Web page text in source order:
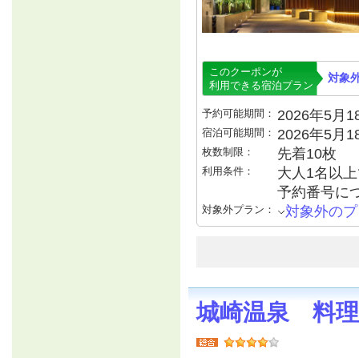
このクーポンが
利用できる宿泊プラン
対象
予約可能期間： 2026年5月
宿泊可能期間： 2026年5月
枚数制限： 先着10枚
利用条件：
大人1名以
予約番号に
対象外プラン： 対象外の
城崎温泉 料